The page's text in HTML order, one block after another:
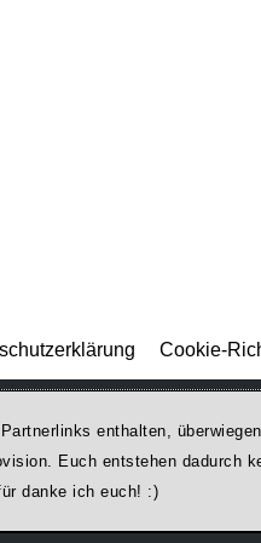
Cookie-
enthalten,
Euch entstehen dadurch
danke ich euch! :)